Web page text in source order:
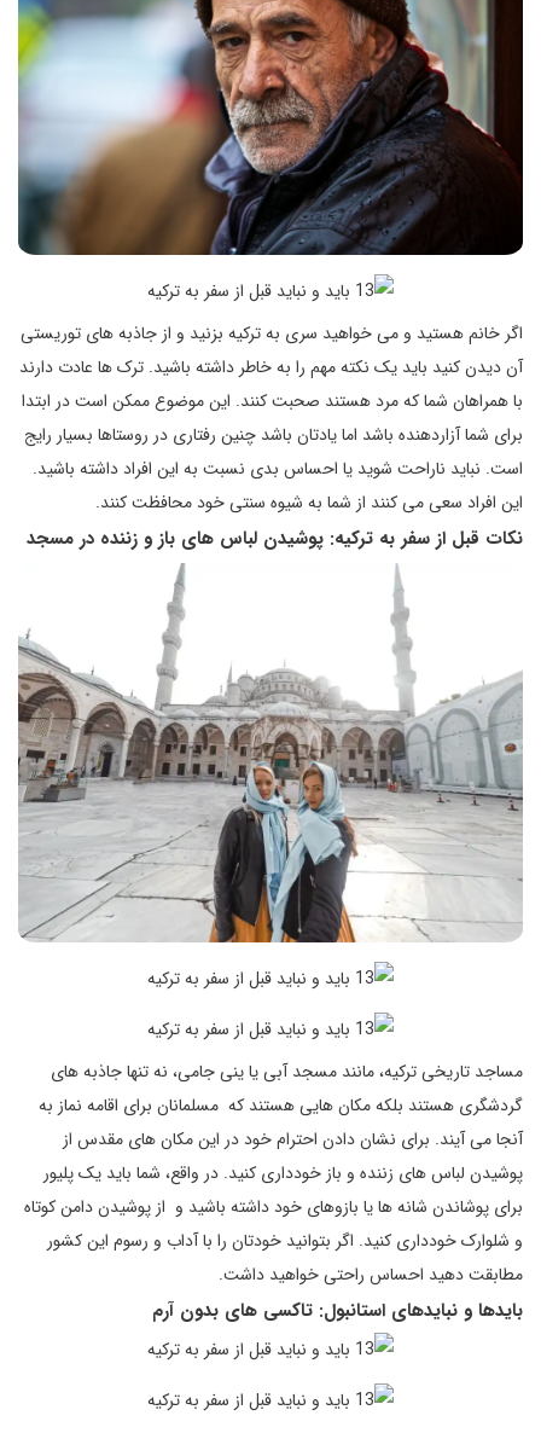
اگر خانم هستید و می خواهید سری به ترکیه بزنید و از جاذبه های توریستی
آن دیدن کنید باید یک نکته مهم را به خاطر داشته باشید. ترک ها عادت دارند
با همراهان شما که مرد هستند صحبت کنند. این موضوع ممکن است در ابتدا
برای شما آزاردهنده باشد اما یادتان باشد چنین رفتاری در روستاها بسیار رایج
است. نباید ناراحت شوید یا احساس بدی نسبت به این افراد داشته باشید.
این افراد سعی می کنند از شما به شیوه سنتی خود محافظت کنند.
نکات قبل از سفر به ترکیه: پوشیدن لباس های باز و زننده در مسجد
مساجد تاریخی ترکیه، مانند مسجد آبی یا ینی جامی، نه تنها جاذبه های
گردشگری هستند بلکه مکان هایی هستند که مسلمانان برای اقامه نماز به
آنجا می آیند. برای نشان دادن احترام خود در این مکان های مقدس از
پوشیدن لباس های زننده و باز خودداری کنید. در واقع، شما باید یک پلیور
برای پوشاندن شانه ها یا بازوهای خود داشته باشید و از پوشیدن دامن کوتاه
و شلوارک خودداری کنید. اگر بتوانید خودتان را با آداب و رسوم این کشور
مطابقت دهید احساس راحتی خواهید داشت.
بایدها و نبایدهای استانبول: تاکسی های بدون آرم